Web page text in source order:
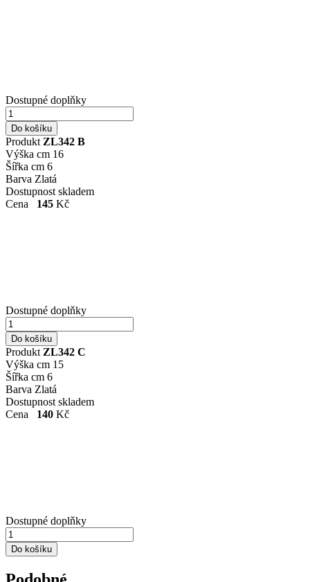
Dostupné doplňky
Produkt ZL342 B
Výška cm 16
Šířka cm 6
Barva Zlatá
Dostupnost skladem
Cena
145 Kč
Dostupné doplňky
Produkt ZL342 C
Výška cm 15
Šířka cm 6
Barva Zlatá
Dostupnost skladem
Cena
140 Kč
Dostupné doplňky